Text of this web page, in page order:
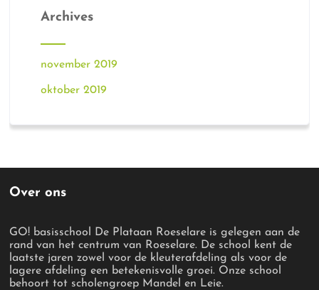
Archives
november 2019
oktober 2019
Over ons
GO! basisschool De Plataan Roeselare is gelegen aan de
rand van het centrum van Roeselare. De school kent de
laatste jaren zowel voor de kleuterafdeling als voor de
lagere afdeling een betekenisvolle groei. Onze school
behoort tot scholengroep Mandel en Leie.